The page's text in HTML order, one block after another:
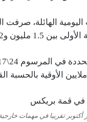
اليومية الهائلة،
الوجهة وشركة الطيران.
الأوقية
تقريبا في مهمات